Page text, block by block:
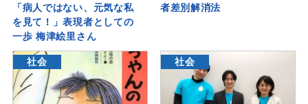
「病人ではない、元気な私
を見て！」表現者としての
一歩 梅津絵里さん
者差別解消法
社会 社会